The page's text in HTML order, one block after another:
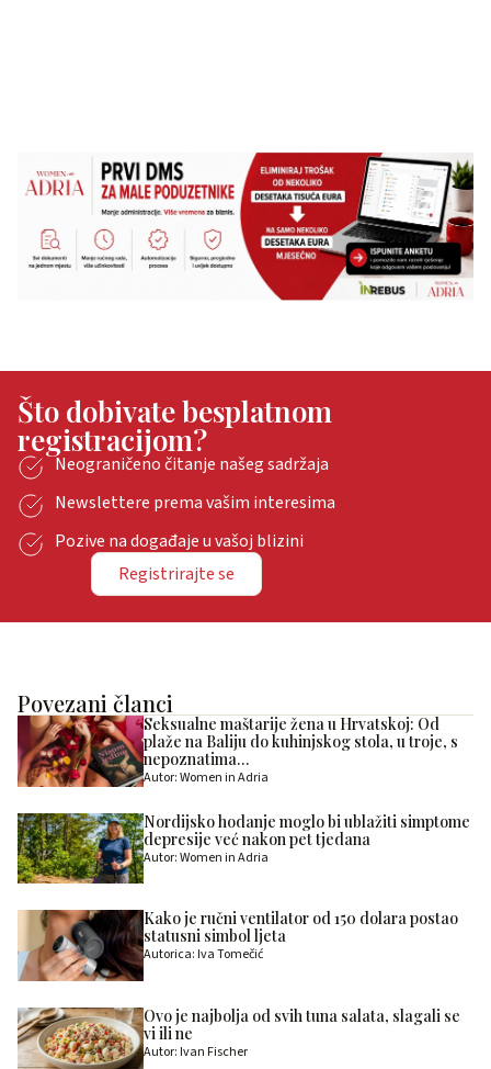
Što dobivate besplatnom
registracijom?
Neograničeno čitanje našeg sadržaja
Newslettere prema vašim interesima
Pozive na događaje u vašoj blizini
Registrirajte se
Povezani članci
Seksualne maštarije žena u Hrvatskoj: Od
plaže na Baliju do kuhinjskog stola, u troje, s
nepoznatima…
Autor: Women in Adria
Nordijsko hodanje moglo bi ublažiti simptome
depresije već nakon pet tjedana
Autor: Women in Adria
Kako je ručni ventilator od 150 dolara postao
statusni simbol ljeta
Autorica: Iva Tomečić
Ovo je najbolja od svih tuna salata, slagali se
vi ili ne
Autor: Ivan Fischer